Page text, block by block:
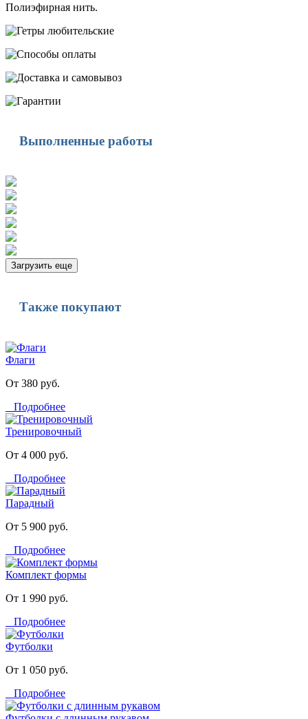
Полиэфирная нить.
Выполненные работы
Загрузить еще
Также покупают
Флаги
От 380 руб.
Подробнее
Тренировочный
От 4 000 руб.
Подробнее
Парадный
От 5 900 руб.
Подробнее
Комплект формы
От 1 990 руб.
Подробнее
Футболки
От 1 050 руб.
Подробнее